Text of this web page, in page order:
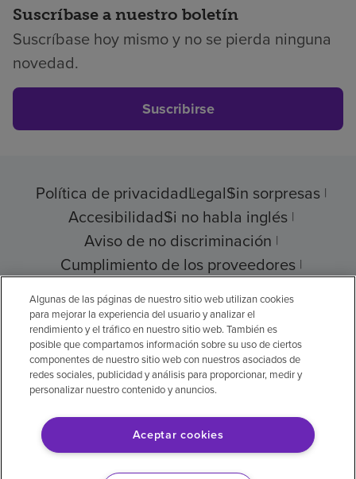
Suscríbase a nuestro boletín
Suscríbase hoy mismo y no se pierda ninguna
novedad.
Suscribirse
Política de privacidadLegalSin sorpresas
AccesibilidadSi no habla inglés
Aviso de no discriminación
Cumplimiento de los proveedores
Transparencia de precios
© 2026 Encompass Health Corporation
Preferencias de cookies
Aviso legal: Se tradujo con la ayuda de
inteligencia artificial (IA). La versión en inglés
Algunas de las páginas de nuestro sitio web utilizan cookies
para mejorar la experiencia del usuario y analizar el
rendimiento y el tráfico en nuestro sitio web. También es
posible que compartamos información sobre su uso de ciertos
componentes de nuestro sitio web con nuestros asociados de
redes sociales, publicidad y análisis para proporcionar, medir y
personalizar nuestro contenido y anuncios.
Aceptar cookies